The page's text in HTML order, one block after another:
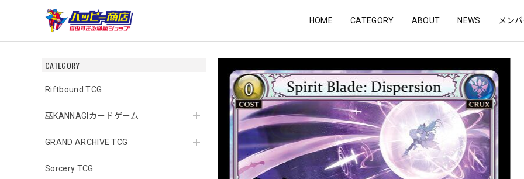
HOME CATEGORY ABOUT NEWS メン
CATEGORY
Riftbound TCG
巫KANNAGIカードゲーム
GRAND ARCHIVE TCG
Sorcery TCG